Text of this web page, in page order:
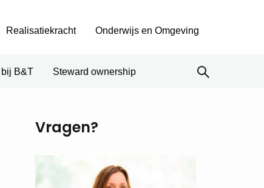
B&T Steward ownership
Realisatiekracht Onderwijs en Omgeving
Vragen?